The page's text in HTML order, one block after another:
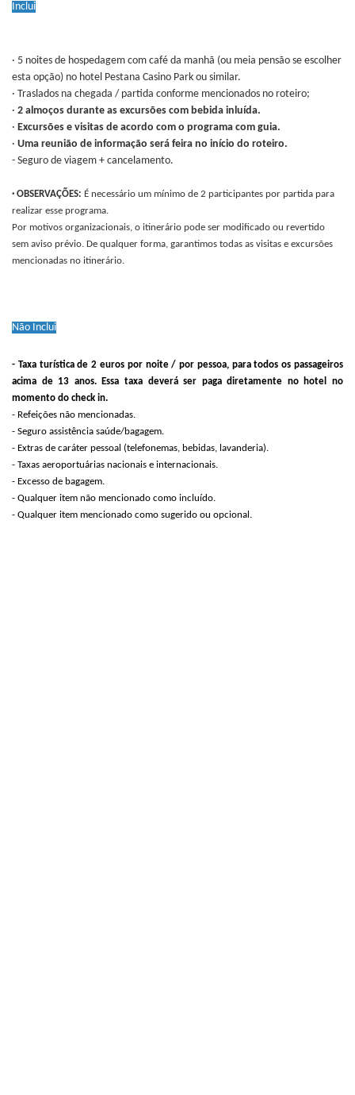
Inclui
· 5 noites de hospedagem com café da manhã (ou meia pensão se escolher
esta opção) no hotel Pestana Casino Park ou similar.
· Traslados na chegada / partida conforme mencionados no roteiro;
· 2 almoços durante as excursões com bebida inluída.
· Excursões e visitas de acordo com o programa com guia.
· Uma reunião de informação será feira no início do roteiro.
- Seguro de viagem + cancelamento.
· OBSERVAÇÕES: É necessário um mínimo de 2 participantes por partida para
realizar esse programa.
Por motivos organizacionais, o itinerário pode ser modificado ou revertido
sem aviso prévio. De qualquer forma, garantimos todas as visitas e excursões
mencionadas no itinerário.
Não Inclui
- Taxa turística de 2 euros por noite / por pessoa, para todos os passageiros
acima de 13 anos. Essa taxa deverá ser paga diretamente no hotel no
momento do check in.
- Refeições não mencionadas.
- Seguro assistência saúde/bagagem.
- Extras de caráter pessoal (telefonemas, bebidas, lavanderia).
- Taxas aeroportuárias nacionais e internacionais.
- Excesso de bagagem.
- Qualquer item não mencionado como incluído.
- Qualquer item mencionado como sugerido ou opcional.